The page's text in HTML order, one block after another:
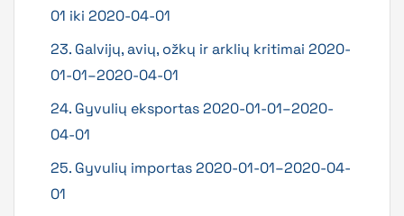
01 iki 2020-04-01
23. Galvijų, avių, ožkų ir arklių kritimai 2020-
01-01–2020-04-01
24. Gyvulių eksportas 2020-01-01–2020-
04-01
25. Gyvulių importas 2020-01-01–2020-04-
01